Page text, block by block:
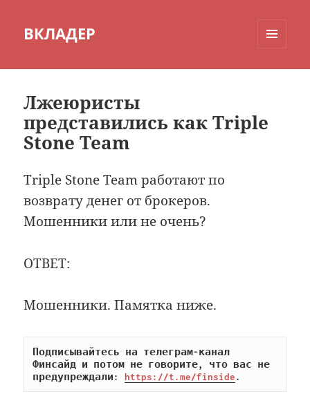
ВКЛАДЕР
Лжеюристы
представились как Triple
Stone Team
Triple Stone Team работают по
возврату денег от брокеров.
Мошенники или не очень?
ОТВЕТ:
Мошенники. Памятка ниже.
Подписывайтесь на телеграм-канал
Финсайд и потом не говорите, что вас не
предупреждали: https://t.me/finside.